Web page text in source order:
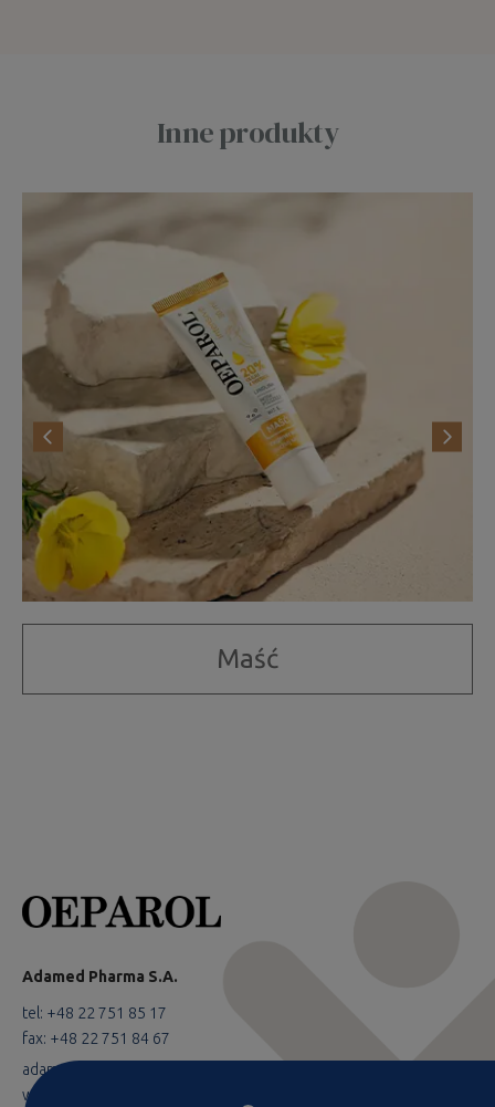
Inne produkty
Maść
Adamed Pharma S.A.
tel: +48 22 751 85 17
fax: +48 22 751 84 67
adamed@adamed.com
www.adamed.com